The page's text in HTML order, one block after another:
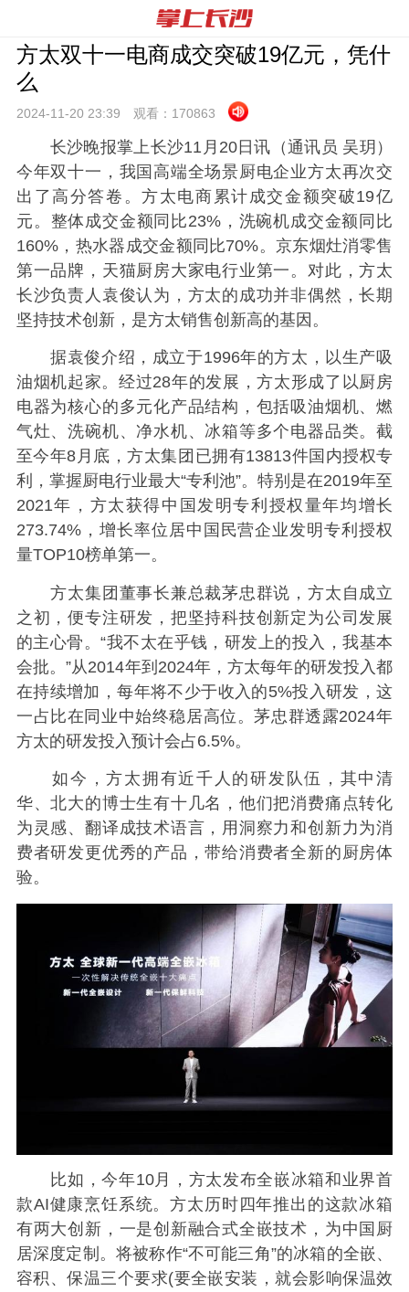
方太双十一电商成交突破19亿元，凭什
么
2024-11-20 23:39 观看： 170863
长沙晚报掌上长沙11月20日讯（通讯员 吴玥）
今年双十一，我国高端全场景厨电企业方太再次交
出了高分答卷。方太电商累计成交金额突破19亿
元。整体成交金额同比23%，洗碗机成交金额同比
160%，热水器成交金额同比70%。京东烟灶消零售
第一品牌，天猫厨房大家电行业第一。对此，方太
长沙负责人袁俊认为，方太的成功并非偶然，长期
坚持技术创新，是方太销售创新高的基因。
据袁俊介绍，成立于1996年的方太，以生产吸
油烟机起家。经过28年的发展，方太形成了以厨房
电器为核心的多元化产品结构，包括吸油烟机、燃
气灶、洗碗机、净水机、冰箱等多个电器品类。截
至今年8月底，方太集团已拥有13813件国内授权专
利，掌握厨电行业最大“专利池”。特别是在2019年至
2021年，方太获得中国发明专利授权量年均增长
273.74%，增长率位居中国民营企业发明专利授权
量TOP10榜单第一。
方太集团董事长兼总裁茅忠群说，方太自成立
之初，便专注研发，把坚持科技创新定为公司发展
的主心骨。“我不太在乎钱，研发上的投入，我基本
会批。”从2014年到2024年，方太每年的研发投入都
在持续增加，每年将不少于收入的5%投入研发，这
一占比在同业中始终稳居高位。茅忠群透露2024年
方太的研发投入预计会占6.5%。
如今，方太拥有近千人的研发队伍，其中清
华、北大的博士生有十几名，他们把消费痛点转化
为灵感、翻译成技术语言，用洞察力和创新力为消
费者研发更优秀的产品，带给消费者全新的厨房体
验。
比如，今年10月，方太发布全嵌冰箱和业界首
款AI健康烹饪系统。方太历时四年推出的这款冰箱
有两大创新，一是创新融合式全嵌技术，为中国厨
居深度定制。将被称作“不可能三角”的冰箱的全嵌、
容积、保温三个要求(要全嵌安装，就会影响保温效